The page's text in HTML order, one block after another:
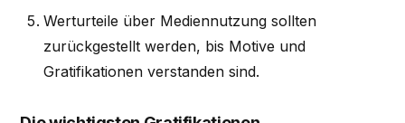
Werturteile über Mediennutzung sollten
zurückgestellt werden, bis Motive und
Gratifikationen verstanden sind.